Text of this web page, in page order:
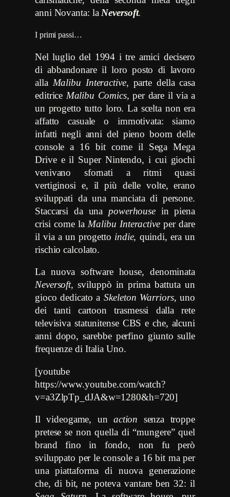
anni Novanta: la Neversoft.
I primi passi…
Nel luglio del 1994 i tre amici decisero
di abbandonare il loro posto di lavoro
alla Malibu Interactive, parte della casa
editrice Malibu Comics, per dare il via a
un progetto tutto loro. La scelta non era
affatto casuale o immotivata: siamo
infatti negli anni del pieno boom delle
console a 16 bit come il Sega Mega
Drive e il Super Nintendo, i cui giochi
venivano sfornati a ritmi quasi
vertiginosi e, il più delle volte, erano
sviluppati da una manciata di persone.
Staccarsi da una powerhouse in piena
crisi come la Malibu Interactiveper dare
il via a un progetto indie, quindi, era un
rischio calcolato.
La nuova software house, denominata
Neversoft, sviluppò in prima battuta un
gioco dedicato aSkeleton Warriors, uno
dei tanti cartoon trasmessi dalla rete
televisiva statunitense CBS e che, alcuni
anni dopo, sarebbe perfino giunto sulle
frequenze di Italia Uno.
[youtube
https://www.youtube.com/watch?
v=a3ZlpTp_dJA&w=1280&h=720]
Il videogame, un action senza troppe
pretese se non quella di “mungere” quel
brand fino in fondo, non fu però
sviluppato per le console a 16 bit ma per
una piattaforma di nuova generazione
che, di bit, ne poteva vantare ben 32: il